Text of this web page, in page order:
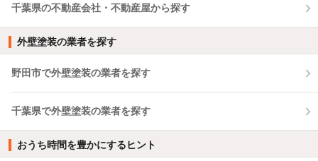
千葉県の不動産会社・不動産屋から探す
外壁塗装の業者を探す
野田市で外壁塗装の業者を探す
千葉県で外壁塗装の業者を探す
おうち時間を豊かにするヒント